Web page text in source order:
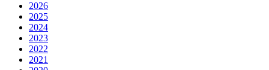
2026
2025
2024
2023
2022
2021